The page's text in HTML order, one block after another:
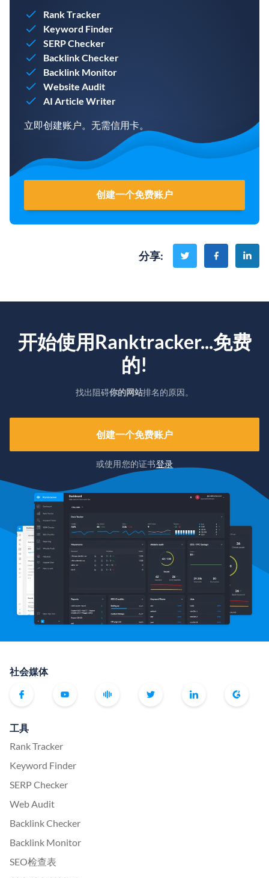
Rank Tracker
Keyword Finder
SERP Checker
Backlink Checker
Backlink Monitor
Website Audit
AI Article Writer
立即创建账户。无需信用卡。
创建一个免费账户
分享:
开始使用Ranktracker...免费
的!
找出阻碍你的网站排名的原因。
创建一个免费账户
或使用您的证书登录
社会媒体
工具
Rank Tracker
Keyword Finder
SERP Checker
Web Audit
Backlink Checker
Backlink Monitor
SEO检查表